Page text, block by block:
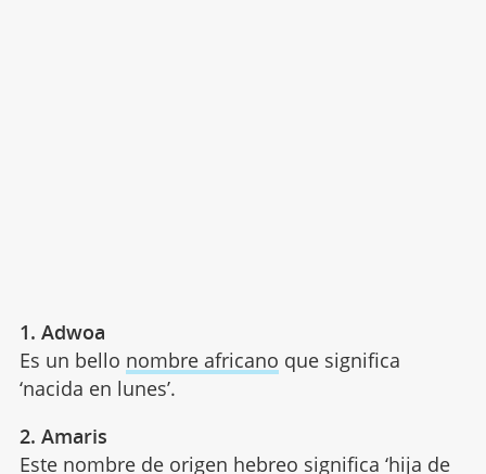
1. Adwoa
Es un bello nombre africano que significa
‘nacida en lunes’.
2. Amaris
Este nombre de origen hebreo significa ‘hija de